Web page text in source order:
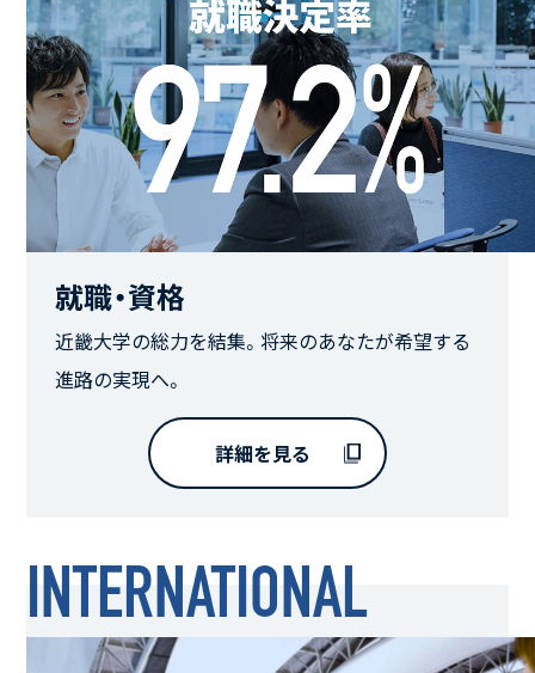
就職・資格
近畿大学の総力を結集。将来のあなたが希望する
進路の実現へ。
詳細を見る
INTERNATIONAL